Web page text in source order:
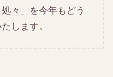
々」を今年もどう
します。